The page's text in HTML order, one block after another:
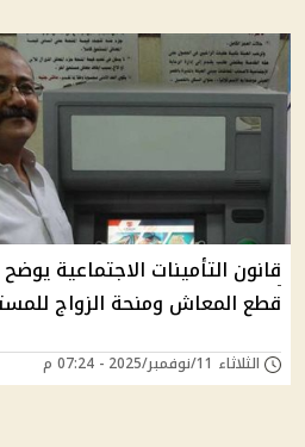
قانون التأمينات الاجتماعية
قطع المعاش ومنحة الزواج
الثلاثاء 11/نوفمبر/2025 - 07:24 م